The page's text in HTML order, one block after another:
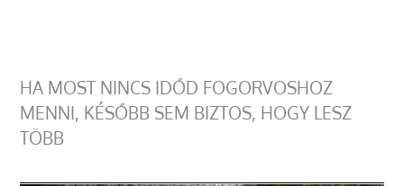
HA MOST NINCS IDŐD FOGORVOSHOZ
MENNI, KÉSŐBB SEM BIZTOS, HOGY LESZ
TÖBB